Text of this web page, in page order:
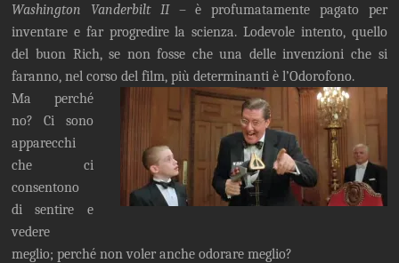
Washington Vanderbilt II– è profumatamente pagato per
inventare e far progredire la scienza. Lodevole intento, quello
del buon Rich, se non fosse che una delle invenzioni che si
faranno, nel corso del film, più determinanti è l’Odorofono.
Ma perché
no? Ci sono
apparecchi
che ci
consentono
di sentire e
vedere
meglio; perché non voler anche odorare meglio?